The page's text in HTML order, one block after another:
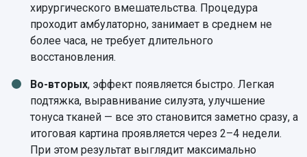
хирургического вмешательства. Процедура
проходит амбулаторно, занимает в среднем не
более часа, не требует длительного
восстановления.
Во-вторых, эффект появляется быстро. Легкая
подтяжка, выравнивание силуэта, улучшение
тонуса тканей — все это становится заметно сразу, а
итоговая картина проявляется через 2–4 недели.
При этом результат выглядит максимально